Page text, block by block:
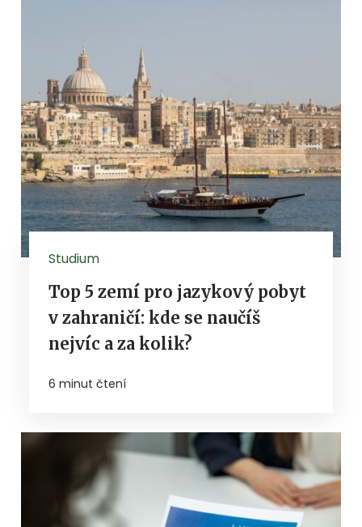
Studium
Top 5 zemí pro jazykový pobyt
v zahraničí: kde se naučíš
nejvíc a za kolik?
6 minut čtení